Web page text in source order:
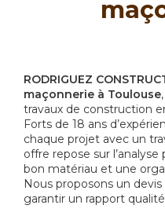
RODRIGUEZ
maçonnerie à Toulouse
travaux de construction
Forts de 18 ans
chaque projet avec un
offre repose sur
bon matériau et une
Nous proposons un
garantir un rapport